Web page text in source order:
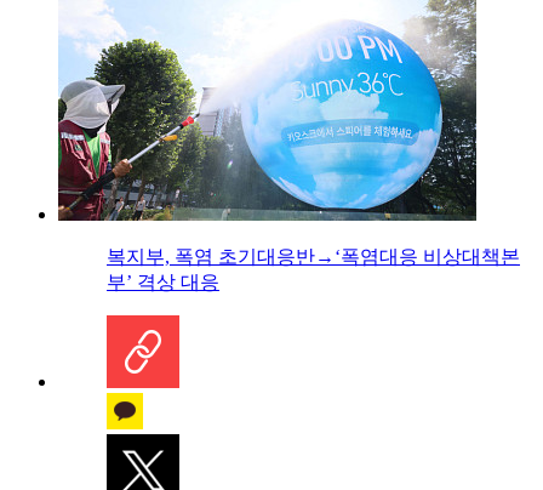
복지부, 폭염 초기대응반→‘폭염대응 비상대책본
부’ 격상 대응